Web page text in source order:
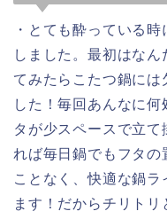
・とても酔っている
しました。最初はな
てみたらこたつ鍋には
した！毎回あんなに
タが少スペースで立
れば毎日鍋でもフタの
ことなく、快適な鍋
ます！だからチリト